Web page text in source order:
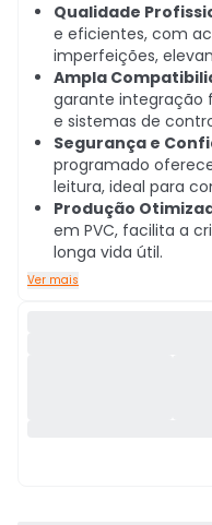
Qualidade
e eficientes, com
imperfeições,
Ampla
garante integração
e sistemas de
Segurança e
programado
leitura, ideal para
Produção
em PVC, facilita a
longa vida útil.
Ver mais